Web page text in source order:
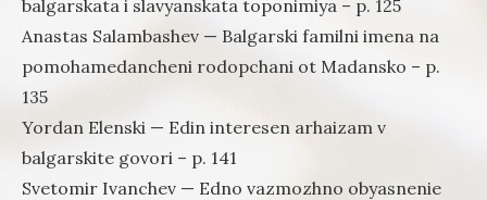
balgarskata i slavyanskata toponimiya – p. 125
Anastas Salambashev — Balgarski familni imena na
pomohamedancheni rodopchani ot Madansko – p.
135
Yordan Elenski — Edin interesen arhaizam v
balgarskite govori – p. 141
Svetomir Ivanchev — Edno vazmozhno obyasnenie